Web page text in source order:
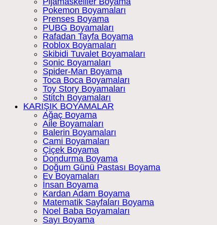
Pokemon Boyamaları
Prenses Boyama
PUBG Boyamaları
Rafadan Tayfa Boyama
Roblox Boyamaları
Skibidi Tuvalet Boyamaları
Sonic Boyamaları
Spider-Man Boyama
Toca Boca Boyamaları
Toy Story Boyamaları
Stitch Boyamaları
KARIŞIK BOYAMALAR
Ağaç Boyama
Aile Boyamaları
Balerin Boyamaları
Cami Boyamaları
Çiçek Boyama
Dondurma Boyama
Doğum Günü Pastası Boyama
Ev Boyamaları
İnsan Boyama
Kardan Adam Boyama
Matematik Sayfaları Boyama
Noel Baba Boyamaları
Sayı Boyama